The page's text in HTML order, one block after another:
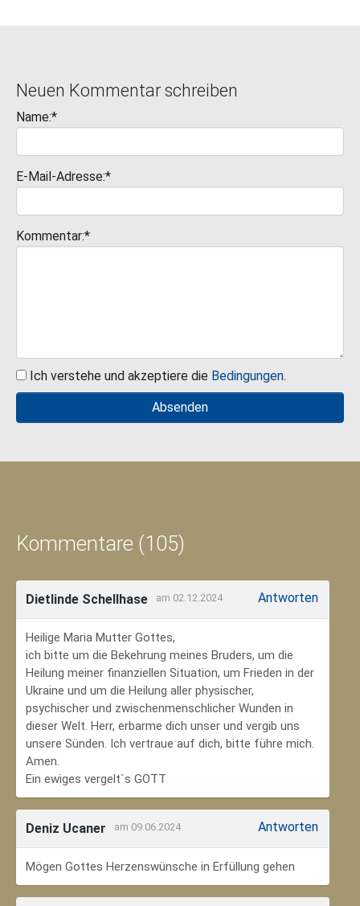
Neuen Kommentar schreiben
Name:*
E-Mail-Adresse:*
Kommentar:*
Ich verstehe und akzeptiere die Bedingungen.
Kommentare (105)
Dietlinde Schellhase am 02.12.2024 Antworten
Heilige Maria Mutter Gottes,
ich bitte um die Bekehrung meines Bruders, um die
Heilung meiner finanziellen Situation, um Frieden in der
Ukraine und um die Heilung aller physischer,
psychischer und zwischenmenschlicher Wunden in
dieser Welt. Herr, erbarme dich unser und vergib uns
unsere Sünden. Ich vertraue auf dich, bitte führe mich.
Amen.
Ein ewiges vergelt`s GOTT
Deniz Ucaner am 09.06.2024 Antworten
Mögen Gottes Herzenswünsche in Erfüllung gehen